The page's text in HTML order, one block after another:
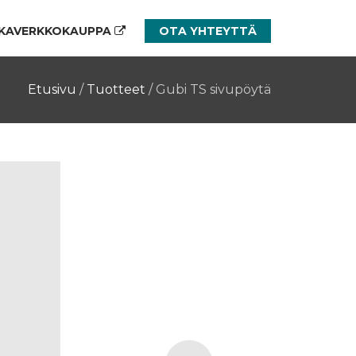
OTA YHTEYTTÄ
Etusivu / Tuotteet / Gubi TS sivupöytä